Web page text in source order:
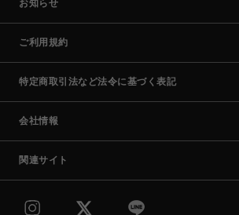
お知らせ
ご利用規約
特定商取引法など法令に基づく表記
会社情報
関連サイト